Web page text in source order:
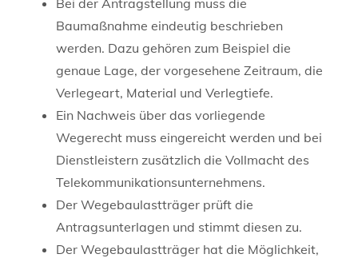
Baumaßnahme eindeutig beschrieben
werden. Dazu gehören zum Beispiel die
genaue Lage, der vorgesehene Zeitraum, die
Verlegeart, Material und Verlegtiefe.
Ein Nachweis über das vorliegende
Wegerecht muss eingereicht werden und bei
Dienstleistern zusätzlich die Vollmacht des
Telekommunikationsunternehmens.
Der Wegebaulastträger prüft die
Antragsunterlagen und stimmt diesen zu.
Der Wegebaulastträger hat die Möglichkeit,